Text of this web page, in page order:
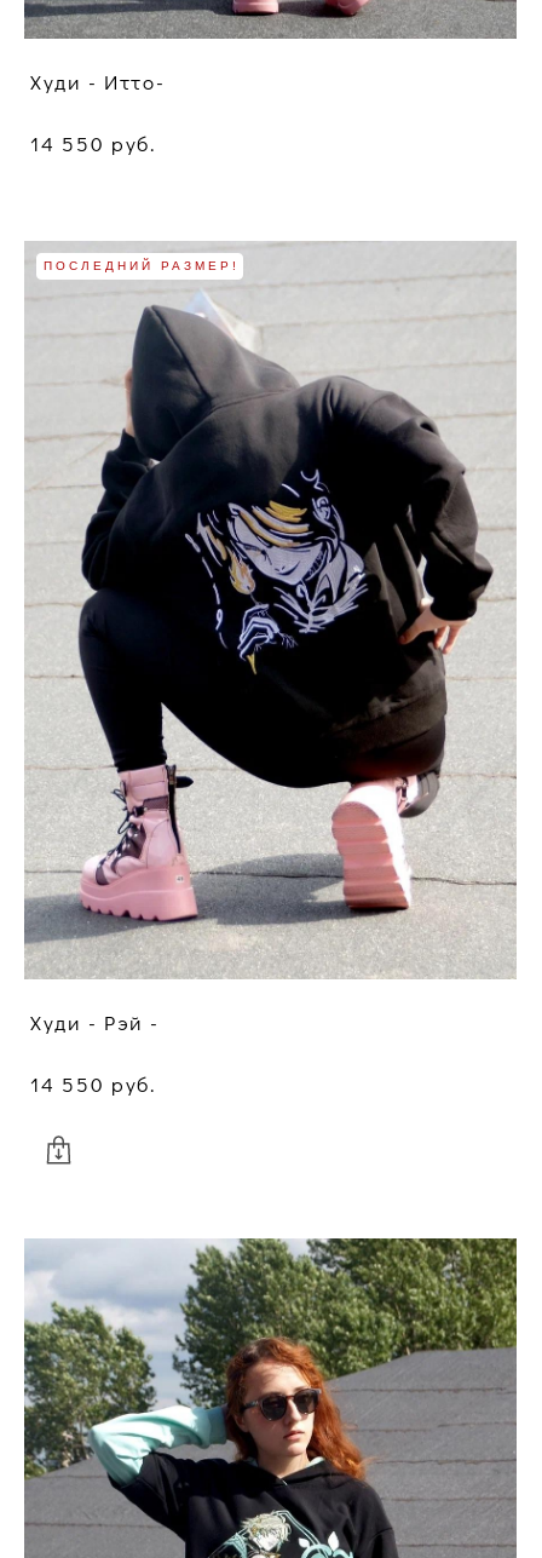
Худи - Итто-
14 550 pуб.
ПОСЛЕДНИЙ РАЗМЕР!
Худи - Рэй -
14 550 pуб.